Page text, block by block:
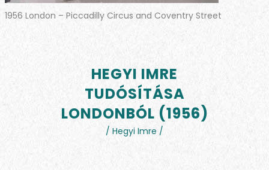
1956 London – Piccadilly Circus and Coventry Street
HEGYI IMRE
TUDÓSÍTÁSA
LONDONBÓL (1956)
/ Hegyi Imre /